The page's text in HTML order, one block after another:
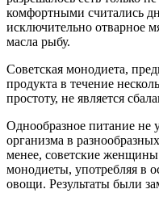
комфортными считались
исключительно отварное
масла рыбу.
Советская монодиета,
продукта в течение
простоту, не является
Однообразное питание не
организма в
менее, советские
монодиеты, употребляя в
овощи. Результаты были